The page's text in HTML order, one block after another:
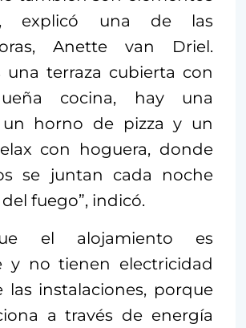
explicó una de las
Anette van Driel.
una terraza cubierta con
cocina, hay una
un horno de pizza y un
con hoguera, donde
se juntan cada noche
fuego”, indicó.
el alojamiento es
y no tienen electricidad
las instalaciones, porque
a través de energía